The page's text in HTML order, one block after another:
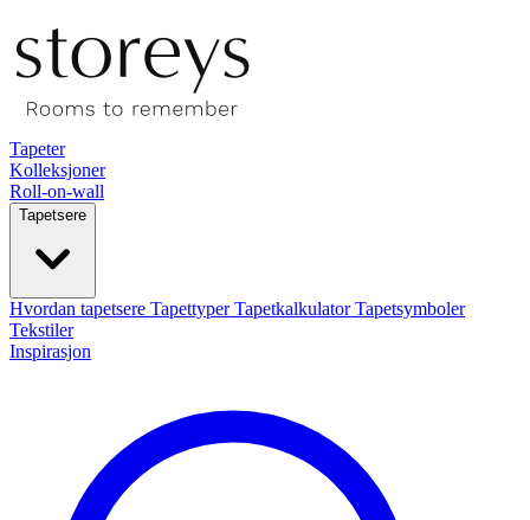
Tapeter
Kolleksjoner
Roll-on-wall
Tapetsere
Hvordan tapetsere TapettyperTapetkalkulatorTapetsymboler
Tekstiler
Inspirasjon